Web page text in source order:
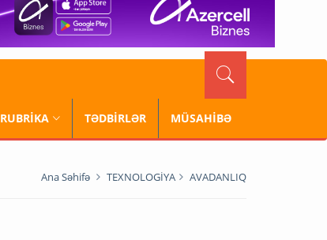
RUBRİKA TƏDBİRLƏR MÜSAHİBƏ
Ana Səhifə TEXNOLOGİYA AVADANLIQ